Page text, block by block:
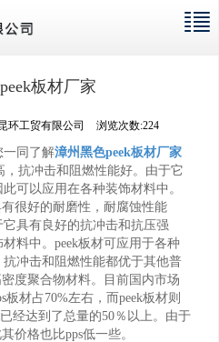
板材厂家
环工贸有限公司 浏览次数:224
一同了解漳州黑色peek板材厂家
，抗冲击和阻燃性能好。由于它
可以应用在各种装饰材料中。
很好的耐磨性，耐腐蚀性能
具有良好的抗冲击和抗压强
料中。peek板材可应用于各种
冲击和阻燃性能都优于其他普
度聚合物材料。目前国内市场
板材占70%左右，而peek板材则
经达到了总量的50％以上。由于
价格也比pps低一些。